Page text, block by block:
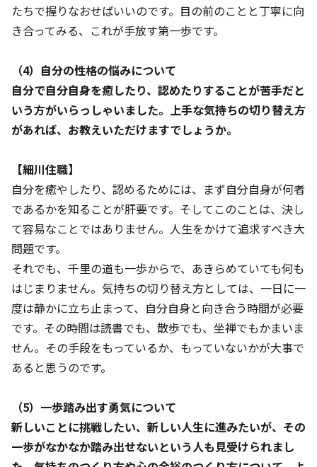
たちで握りなおせばいいのです。目の前のことと丁寧に向
き合ってみる、これが手放す第一歩です。
（4）自分の性格の悩みについて
自分で自分自身を癒したり、認めたりすることが苦手だと
いう方がいらっしゃいました。上手な気持ちの切り替え方
があれば、お教えいただけますでしょうか。
【細川住職】
自分を癒やしたり、認めるためには、まず自分自身が何者
であるかを知ることが肝要です。そしてこのことは、決し
て容易なことではありません。人生をかけて追求すべき大
問題です。
それでも、千里の道も一歩からで、あきらめていても何も
はじまりません。気持ちの切り替え方としては、一日に一
度は静かに立ち止まって、自分自身と向き合う時間が必要
です。その時間は読書でも、散歩でも、坐禅でもかまいま
せん。その手段をもっているか、もっていないかが大事で
あると思うのです。
（5）一歩踏み出す勇気について
新しいことに挑戦したい、新しい人生に進みたいが、その
一歩がなかなか踏み出せないという人も見受けられまし